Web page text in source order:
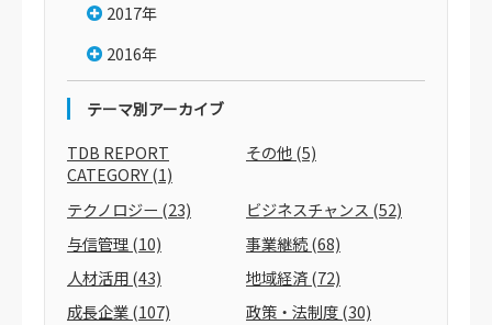
2017年
2016年
テーマ別アーカイブ
TDB REPORT
CATEGORY(1)
その他(5)
テクノロジー (23) ビジネスチャンス (52)
与信管理(10) 事業継続(68)
人材活用(43) 地域経済(72)
成長企業(107) 政策・法制度(30)